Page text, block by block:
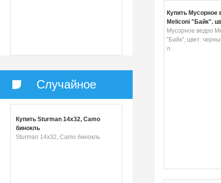
Случайное
Купить Sturman 14x32, Camo
бинокль
Sturman 14x32, Camo бинокль
Купить Мусорное
Meliconi "Байк",
черный, серый, 5
Мусорное ведро
"Байк", цвет:
л